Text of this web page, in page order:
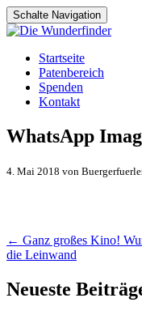
Schalte Navigation
Zum
Inhalt
springen
Startseite
Patenbereich
Spenden
Kontakt
WhatsApp
4. Mai 2018 von
Artikel-
Navigation
← Ganz großes Kino!
die Leinwand
Neueste